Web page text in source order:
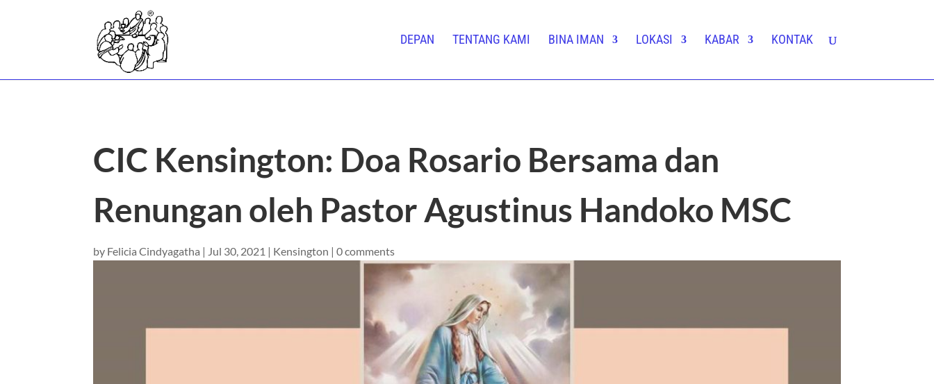
DEPAN TENTANG KAMI BINA IMAN LOKASI KABAR KONTAK
CIC Kensington: Doa Rosario Bersama dan
Renungan oleh Pastor Agustinus Handoko MSC
by Felicia Cindyagatha | Jul 30, 2021 | Kensington |0 comments